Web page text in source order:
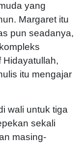
yang
Margaret itu
pun seadanya,
Hidayatullah,
itu mengajar
wali untuk tiga
sekali
masing-